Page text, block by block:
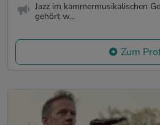
Jazz im kammermusikalischen
gehört w...
Zum